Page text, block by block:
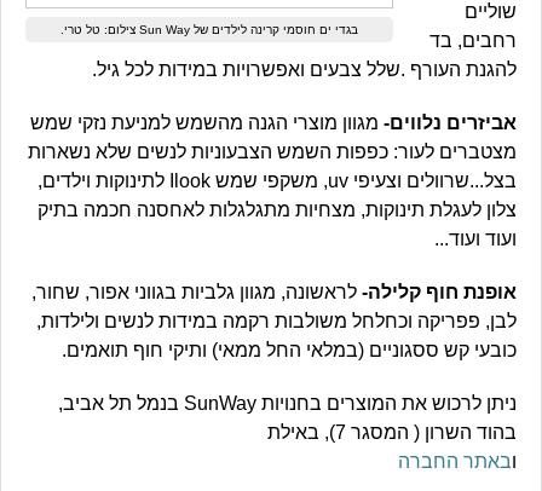
בגדי ים חוסמי קרינה לילדים של Sun Way צילום: טל טרי.
שוליים
רחבים, בד
להגנת העורף .שלל צבעים ואפשרויות במידות לכל גיל.
אביזרים נלווים- מגוון מוצרי הגנה מהשמש למניעת נזקי שמש
מצטברים לעור: כפפות השמש הצבעוניות לנשים שלא נשארות
בצל...שרוולים וצעיפי uv, משקפי שמש Ilook לתינוקות וילדים,
צלון לעגלת תינוקות, מצחיות מתגלגלות לאחסנה חכמה בתיק
ועוד ועוד...
אופנת חוף קלילה- לראשונה, מגוון גלביות בגווני אפור, שחור,
לבן, פפריקה וכחלחל משולבות רקמה במידות לנשים ולילדות,
כובעי קש ססגוניים (במלאי החל ממאי) ותיקי חוף תואמים.
ניתן לרכוש את המוצרים בחנויות SunWay בנמל תל אביב,
בהוד השרון ( המסגר 7), באילת
ובאתר החברה